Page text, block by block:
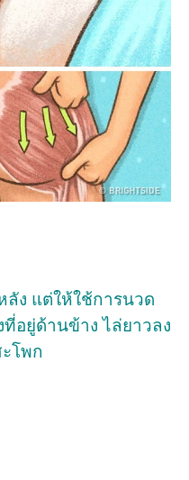
ง แต่ให้ใช้การนวด
อยู่ด้านข้าง ไล่ยาวลง
โพก